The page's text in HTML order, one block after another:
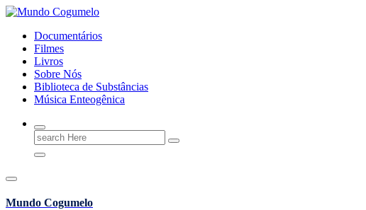
Skip
contentDocumentários
Filmes
Livros
Sobre Nós
Biblioteca de Substâncias
Música Enteogênica
Search
for:
Mundo Cogumelo